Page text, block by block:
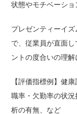
状態やモチベーショ
プレゼンティーイ
で、従業員が直面
ントの度合いの理解
【評価指標例】健
職率・欠勤率の状
析の有無、など